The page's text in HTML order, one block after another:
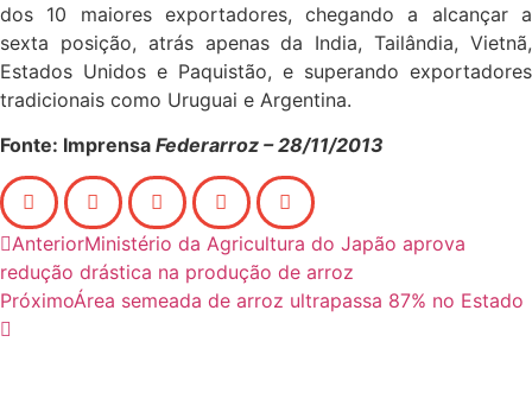
dos 10 maiores exportadores, chegando a alcançar a
sexta posição, atrás apenas da India, Tailândia, Vietnã,
Estados Unidos e Paquistão, e superando exportadores
tradicionais como Uruguai e Argentina.
Fonte: Imprensa Federarroz – 28/11/2013
AnteriorMinistério da Agricultura do Japão aprova
redução drástica na produção de arroz
PróximoÁrea semeada de arroz ultrapassa 87% no Estado